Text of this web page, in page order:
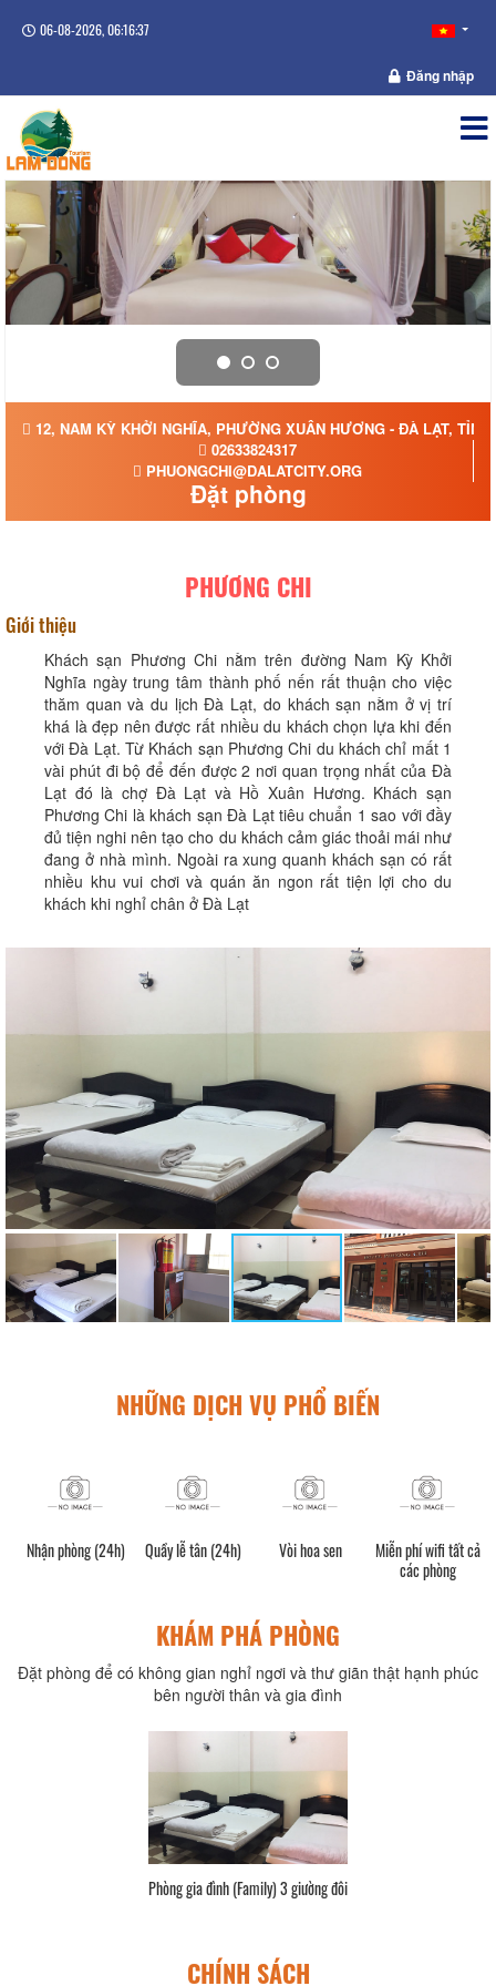
06-08-2026, 06:16:38
Đăng nhập
12, NAM KỲ KHỞI NGHĨA, PHƯỜNG XUÂN HƯƠNG - ĐÀ LẠT,
02633824317
PHUONGCHI@DALATCITY.ORG
Đặt phòng
PHƯƠNG CHI
Giới thiệu
Khách sạn Phương Chi nằm trên đường Nam Kỳ Khởi
Nghĩa ngày trung tâm thành phố nến rất thuận cho việc
thăm quan và du lịch Đà Lạt, do khách sạn nằm ở vị trí
khá là đẹp nên được rất nhiều du khách chọn lựa khi đến
với Đà Lạt. Từ Khách sạn Phương Chi du khách chỉ mất 1
vài phút đi bộ để đến được 2 nơi quan trọng nhất của Đà
Lạt đó là chợ Đà Lạt và Hồ Xuân Hương. Khách sạn
Phương Chi là khách sạn Đà Lạt tiêu chuẩn 1 sao với đầy
đủ tiện nghi nên tạo cho du khách cảm giác thoải mái như
đang ở nhà mình. Ngoài ra xung quanh khách sạn có rất
nhiều khu vui chơi và quán ăn ngon rất tiện lợi cho du
khách khi nghỉ chân ở Đà Lạt
NHỮNG DỊCH VỤ PHỔ BIẾN
Nhận phòng (24h) Quầy lễ tân (24h) Vòi hoa sen
Miễn phí wifi tất cả
các phòng
KHÁM PHÁ PHÒNG
Đặt phòng để có không gian nghỉ ngơi và thư giãn thật hạnh phúc
bên người thân và gia đình
Phòng gia đình (Family) 3 giường đôi
CHÍNH SÁCH